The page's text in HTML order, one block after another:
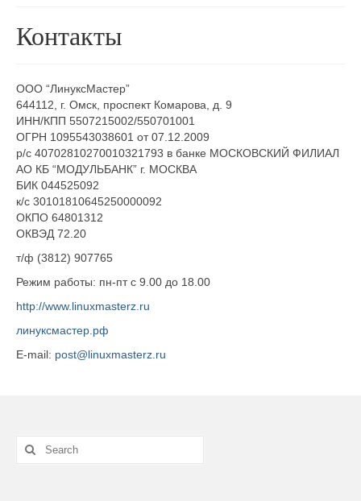
Документы
Контакты
Контакты
ООО “ЛинуксМастер”
644112, г. Омск, проспект Комарова, д. 9
ИНН/КПП 5507215002/550701001
ОГРН 1095543038601 от 07.12.2009
р/c 40702810270010321793 в банке МОСКОВСКИЙ ФИЛИАЛ
АО КБ “МОДУЛЬБАНК” г. МОСКВА
БИК 044525092
к/с 30101810645250000092
ОКПО 64801312
ОКВЭД 72.20
т/ф (3812) 907765
Режим работы: пн-пт с 9.00 до 18.00
http://www.linuxmasterz.ru
линуксмастер.рф
E-mail: post@linuxmasterz.ru